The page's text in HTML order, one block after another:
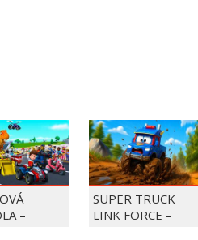
–
TLAPKY
SUPER TRUCK
LINK FORCE –